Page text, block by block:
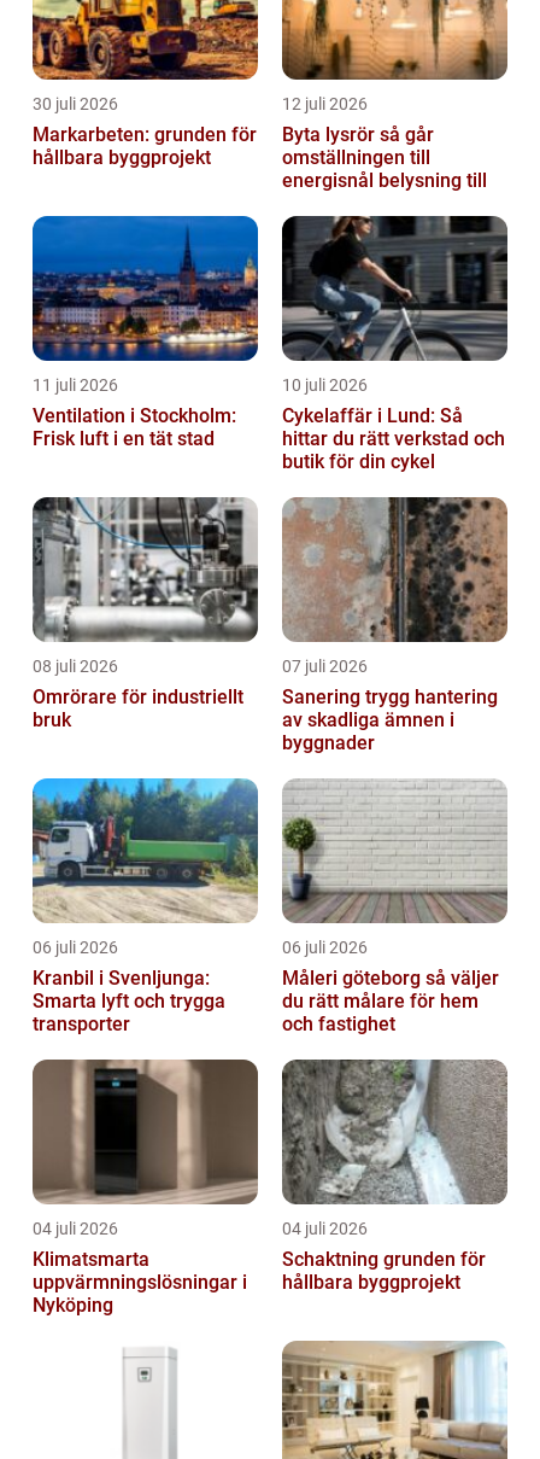
30 juli 2026
Markarbeten: grunden för
hållbara byggprojekt
12 juli 2026
Byta lysrör så går
omställningen till
energisnål belysning till
11 juli 2026
Ventilation i Stockholm:
Frisk luft i en tät stad
10 juli 2026
Cykelaffär i Lund: Så
hittar du rätt verkstad och
butik för din cykel
08 juli 2026
Omrörare för industriellt
bruk
07 juli 2026
Sanering trygg hantering
av skadliga ämnen i
byggnader
06 juli 2026
Kranbil i Svenljunga:
Smarta lyft och trygga
transporter
06 juli 2026
Måleri göteborg så väljer
du rätt målare för hem
och fastighet
04 juli 2026
Klimatsmarta
uppvärmningslösningar i
Nyköping
04 juli 2026
Schaktning grunden för
hållbara byggprojekt